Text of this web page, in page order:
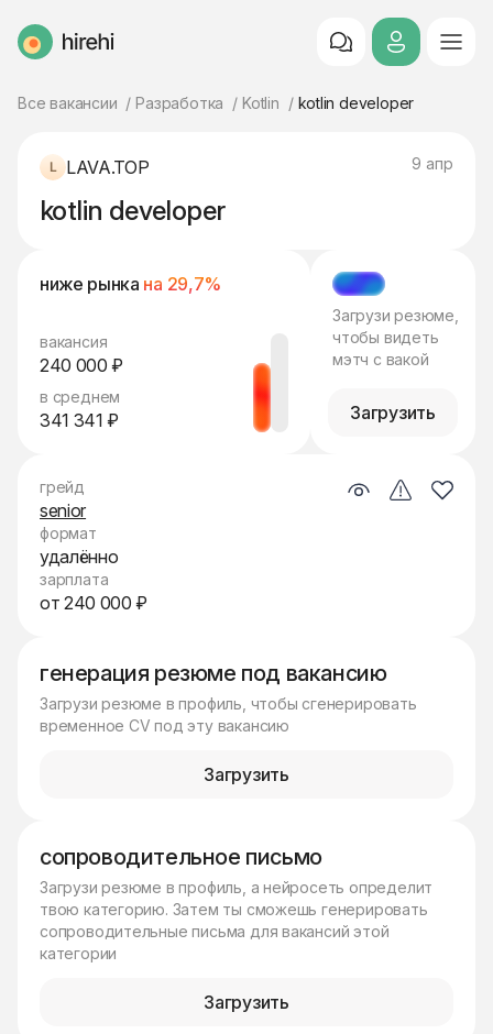
HireHi
Все вакансии Разработка Kotlin kotlin developer
LAVA.TOP 9 апр
kotlin developer
ниже рынка на 29,7%
вакансия
240 000 ₽
в среднем
341 341 ₽
МЭТЧ
Загрузи резюме,
чтобы видеть
мэтч с вакой
Загрузить
генерация резюме под вакансию
Загрузи резюме в профиль, чтобы сгенерировать
временное CV под эту вакансию
Загрузить
сопроводительное письмо
Загрузи резюме в профиль, а нейросеть определит
твою категорию. Затем ты сможешь генерировать
сопроводительные письма для вакансий этой
категории
Загрузить
грейд
senior
формат
удалённо
зарплата
от 240 000 ₽